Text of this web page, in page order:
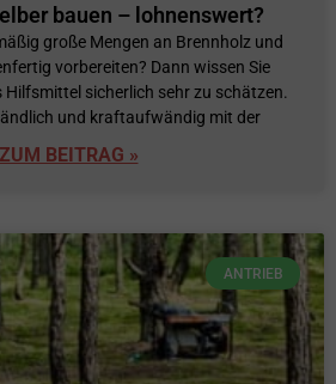
bauen – lohnenswert?
große Mengen an Brennholz und
vorbereiten? Dann wissen Sie
Hilfsmittel sicherlich sehr zu schätzen.
und kraftaufwändig mit der
ZUM BEITRAG »
ANTRIEB